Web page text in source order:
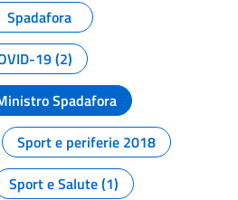
Spadafora
19 (2)
Spadafora
Sport e periferie 2018
Sport e Salute (1)